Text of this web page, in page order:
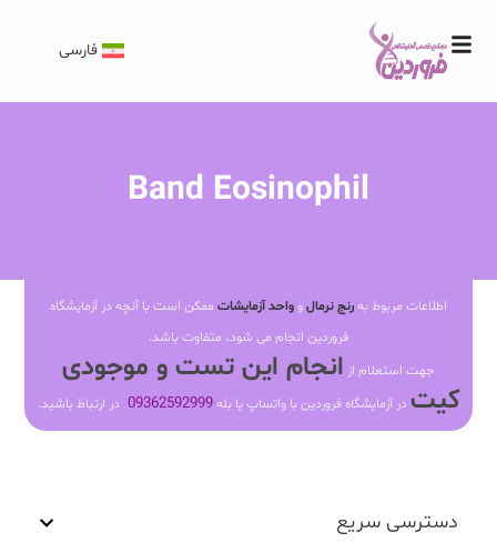
فارسی
Band Eosinophil
اطلاعات مربوط بهرنج نرمالو واحد آزمایشات ممکن است با آنچه در آزمایشگاه
فروردین انجام می شود، متفاوت باشد.
جهت استعلام از انجام این تست و موجودی
کیت در آزمایشگاه فروردین با واتساپ یا بله09362592999 در ارتباط باشید.
دسترسی سریع